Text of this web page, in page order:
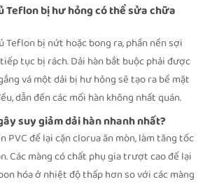
Teflon bị hư hỏng có thể sửa chữa
Teflon bị nứt hoặc bong ra, phần nền sợi
tục bị rách. Dải hàn bắt buộc phải được
vá một dải bị hư hỏng sẽ tạo ra bề mặt
dẫn đến các mối hàn không nhất quán.
suy giảm dải hàn nhanh nhất?
PVC để lại cặn clorua ăn mòn, làm tăng tốc
Các màng có chất phụ gia trượt cao để lại
hóa ở nhiệt độ thấp hơn so với các màng